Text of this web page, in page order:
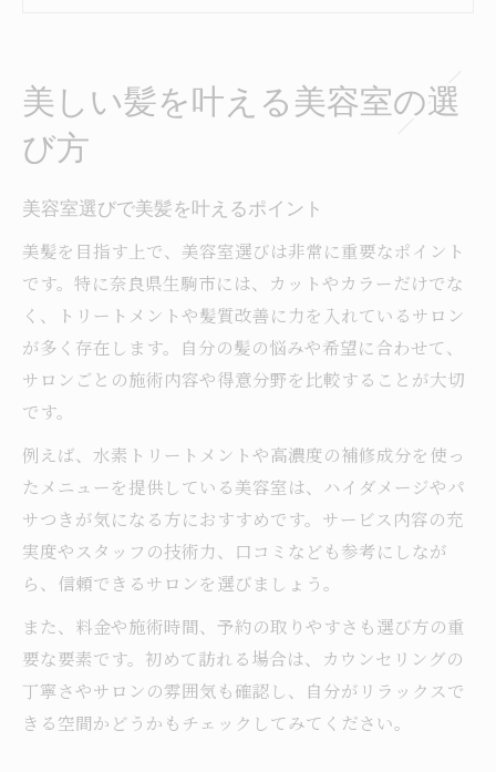
美容室トリートメントで髪質改善する理由
髪質改善に最適な美容室トリートメント
美容室のプロが教える髪質診断の重要性
奈良県生駒市で美髪を目指すポイントは
美容室選びで生駒市の注目ポイント
生駒市で支持される美容室の特徴
生駒市の美容室ならではのサービス
効果が持続する美容室トリートメントの魅力
美容室トリートメントの持続力が高い理由
美容室で長持ちする髪質改善を目指す方法
持続期間を伸ばす美容室の工夫とは
美容室で体験できる最新トリートメント
美容室施術のアフターケアで差が出る効果
髪のダメージを抑える新提案をチェック
美しい髪を叶える美容室の選
び方
美容室選びで美髪を叶えるポイント
美髪を目指す上で、美容室選びは非常に重要なポイント
です。特に奈良県生駒市には、カットやカラーだけでな
く、トリートメントや髪質改善に力を入れているサロン
が多く存在します。自分の髪の悩みや希望に合わせて、
サロンごとの施術内容や得意分野を比較することが大切
です。
例えば、水素トリートメントや高濃度の補修成分を使っ
たメニューを提供している美容室は、ハイダメージやパ
サつきが気になる方におすすめです。サービス内容の充
実度やスタッフの技術力、口コミなども参考にしなが
ら、信頼できるサロンを選びましょう。
また、料金や施術時間、予約の取りやすさも選び方の重
要な要素です。初めて訪れる場合は、カウンセリングの
丁寧さやサロンの雰囲気も確認し、自分がリラックスで
きる空間かどうかもチェックしてみてください。